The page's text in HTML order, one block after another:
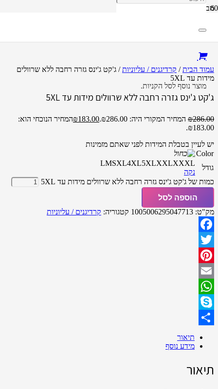
מוצר נוסף לסל הקניות.
מבצע!
עמוד הבית/ קרדיגנים / עליוניות/ ג'קט ג'ינס גזרה רחבה ללא שרוולים
מידות עד 5XL
ג'קט ג'ינס גזרה רחבה ללא שרוולים מידות עד 5XL
₪286.00 המחיר המקורי היה: ₪286.00. ₪183.00
המחיר הנוכחי הוא:
₪183.00.
יש לעיין בטבלת המידות לפני שאתם מזמינות
Color
גודל
LMSXL4XL5XLXXLXXXL
נקה
כמות של ג'קט ג'ינס גזרה רחבה ללא שרוולים מידות עד 5XL
הוספה לסל
מק"ט: 1005006295047713 קטגוריה: קרדיגנים / עליוניות
Facebook
Twitter
Pinterest
Email
WhatsApp
Skype
תיאור
מידע נוסף
תיאור